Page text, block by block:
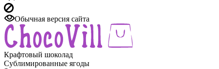
Обычная версия сайта
Крафтовый шоколад
Сублимированные ягоды